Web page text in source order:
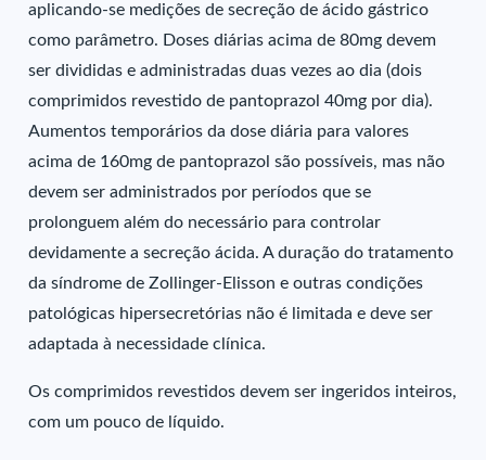
aplicando-se medições de secreção de ácido gástrico
como parâmetro. Doses diárias acima de 80mg devem
ser divididas e administradas duas vezes ao dia (dois
comprimidos revestido de pantoprazol 40mg por dia).
Aumentos temporários da dose diária para valores
acima de 160mg de pantoprazol são possíveis, mas não
devem ser administrados por períodos que se
prolonguem além do necessário para controlar
devidamente a secreção ácida. A duração do tratamento
da síndrome de Zollinger-Elisson e outras condições
patológicas hipersecretórias não é limitada e deve ser
adaptada à necessidade clínica.
Os comprimidos revestidos devem ser ingeridos inteiros,
com um pouco de líquido.